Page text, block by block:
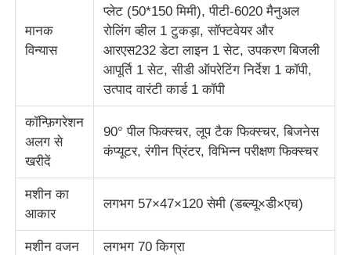
तापमान और आर्द्रता नियंत्रक
मानक
विन्यास
प्लेट (50*150 मिमी), पीटी-6020 मैनुअल
रोलिंग व्हील 1 टुकड़ा, सॉफ्टवेयर और
आरएस232 डेटा लाइन 1 सेट, उपकरण बिजली
आपूर्ति 1 सेट, सीडी ऑपरेटिंग निर्देश 1 कॉपी,
उत्पाद वारंटी कार्ड 1 कॉपी
कॉन्फ़िगरेशन
अलग से
खरीदें
90° पील फिक्स्चर, लूप टैक फिक्स्चर, बिजनेस
कंप्यूटर, रंगीन प्रिंटर, विभिन्न परीक्षण फिक्स्चर
मशीन का
आकार
लगभग 57×47×120 सेमी (डब्ल्यू×डी×एच)
मशीन वजन लगभग 70 किग्रा